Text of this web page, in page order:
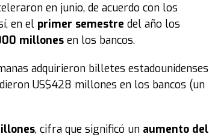
en el año 2008 en Resistencia como
cristiano internacional de oración,
De hecho, actualmente la iniciativa
a más de 6.000 iglesias y siendo
sostiene que esta bendición se
que participan en esta etapa. El
en junio, de acuerdo con los
en el primer semestre del año los
millones en los bancos.
adquirieron billetes estadounidenses
US$428 millones en los bancos (un
, cifra que significó un aumento del